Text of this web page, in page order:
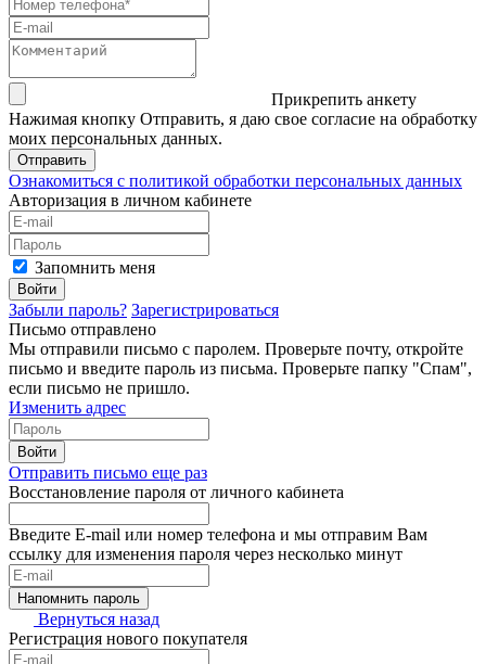
Прикрепить анкету
Нажимая кнопку Отправить, я даю свое согласие на обработку
моих персональных данных.
Отправить
Ознакомиться с политикой обработки персональных данных
Авторизация в личном кабинете
Запомнить меня
Войти
Забыли пароль? Зарегистрироваться
Письмо отправлено
Мы отправили письмо с паролем. Проверьте почту, откройте
письмо и введите пароль из письма. Проверьте папку "Спам",
если письмо не пришло.
Изменить адрес
Войти
Отправить письмо еще раз
Восстановление пароля от личного кабинета
Введите E-mail или номер телефона и мы отправим Вам
ссылку для изменения пароля через несколько минут
Напомнить пароль
Вернуться назад
Регистрация нового покупателя